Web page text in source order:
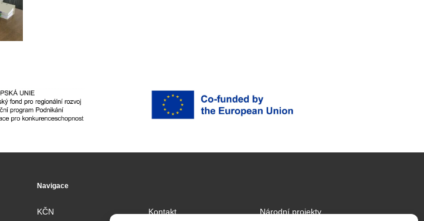
Navigace
KČN Kontakt Národní projekty